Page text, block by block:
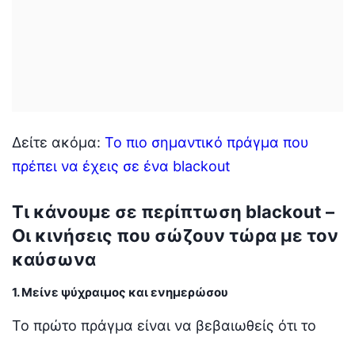
Δείτε ακόμα: Το πιο σημαντικό πράγμα που
πρέπει να έχεις σε ένα blackout
Τι κάνουμε σε περίπτωση blackout –
Οι κινήσεις που σώζουν τώρα με τον
καύσωνα
1. Μείνε ψύχραιμος και ενημερώσου
Το πρώτο πράγμα είναι να βεβαιωθείς ότι το